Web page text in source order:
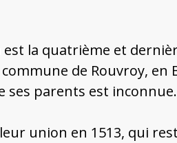
la quatrième et
de Rouvroy, en
ses parents est inconnue.
union en 1513, qui